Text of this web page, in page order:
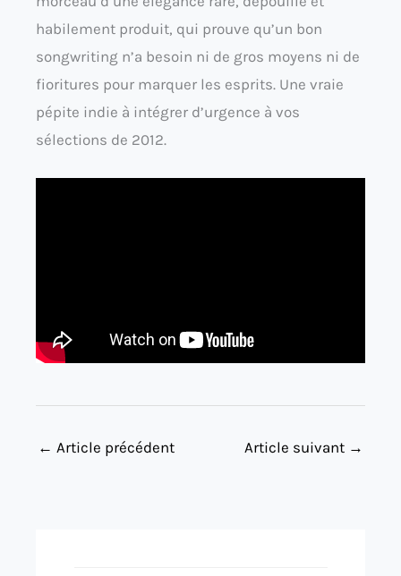
habilement produit, qui prouve qu’un bon
songwriting n’a besoin ni de gros moyens ni de
fioritures pour marquer les esprits. Une vraie
pépite indie à intégrer d’urgence à vos
sélections de 2012.
← Article précédent Article suivant →